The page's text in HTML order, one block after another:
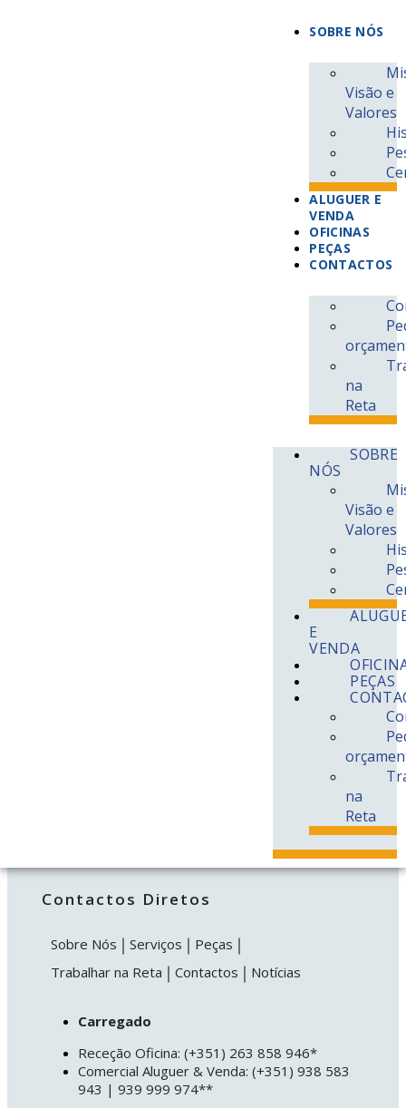
SOBRE NÓS
Visão e
Valores
ALUGUER E
VENDA
OFICINAS
PEÇAS
CONTACTOS
na
Reta
SOBRE
NÓS
Visão e
Valores
E
VENDA
PEÇAS
na
Reta
Contactos Diretos
Sobre Nós Serviços
Peças
Trabalhar na Reta
Contactos Notícias
Carregado
Receção Oficina: (+351) 263 858 946*
Comercial Aluguer & Venda: (+351) 938 583
943 | 939 999 974**